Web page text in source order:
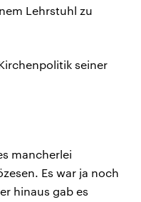
Lehrstuhl zu
seiner
mancherlei
Es war ja noch
hinaus gab es